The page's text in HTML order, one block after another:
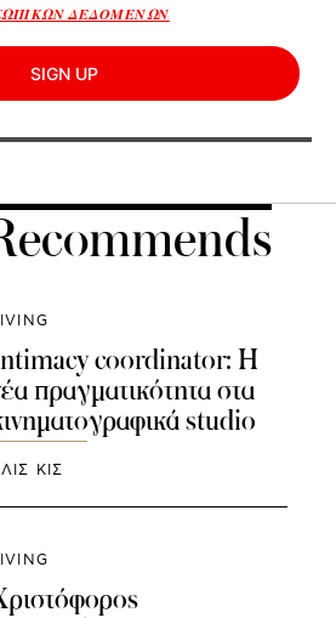
ΔΕΔΟΜΕΝΩΝ
SIGN UP
coordinator: Η
πραγματικότητα στα
studio
ΚΙΣ